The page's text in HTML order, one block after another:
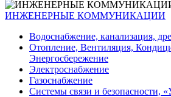
ИНЖЕНЕРНЫЕ КОММУНИКАЦИИ
Водоснабжение, канализация,
Отопление, Вентиляция,
Энергосбережение
Электроснабжение
Газоснабжение
Системы связи и безопасности,